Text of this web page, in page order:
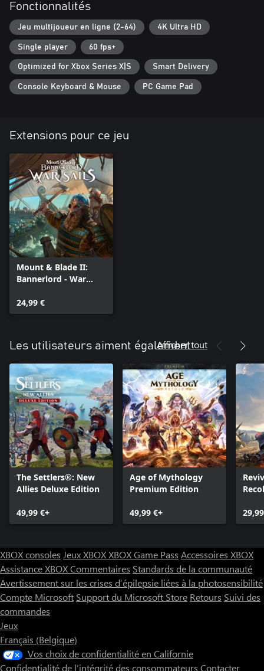
Fonctionnalités
Jeu multijoueur en ligne (2-64) 4K Ultra HD
Single player 60 fps+
Optimized for Xbox Series X|S Smart Delivery
Console Keyboard & Mouse PC Game Pad
Extensions pour ce jeu
Mount & Blade II:
Bannerlord - War
24,99 €
Les utilisateurs aiment également
Afficher tout
The Settlers®: New
Allies Deluxe Edition
49,99 €+
Age of Mythology
Premium Edition
49,99 €+
XBOX consoles Jeux XBOXXBOX Game Pass Accessoires XBOX
Assistance XBOXCommentaires Standards de la communauté
Avertissement sur les crises d’épilepsie liées à la photosensibilité
Compte Microsoft Support du Microsoft Store Retours Suivi des
commandes
Jeux
Français (Belgique)
Vos choix de confidentialité en Californie
Confidentialité de l’intégrité des consommateurs Contacter